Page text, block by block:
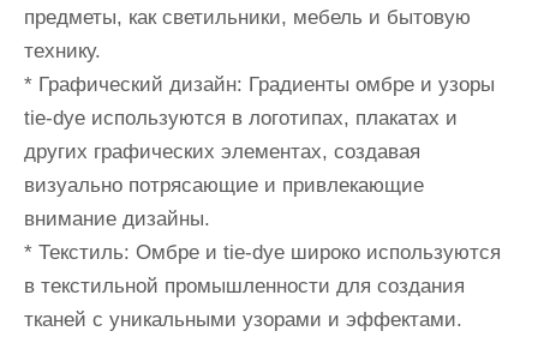
предметы, как светильники, мебель и бытовую
технику.
* Графический дизайн: Градиенты омбре и узоры
tie-dye используются в логотипах, плакатах и
других графических элементах, создавая
визуально потрясающие и привлекающие
внимание дизайны.
* Текстиль: Омбре и tie-dye широко используются
в текстильной промышленности для создания
тканей с уникальными узорами и эффектами.